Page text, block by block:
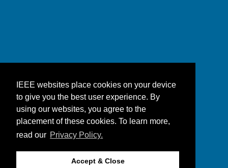
IEEE websites place cookies on your device
to give you the best user experience. By
using our websites, you agree to the
placement of these cookies. To learn more,
read our Privacy Policy.
Accept & Close